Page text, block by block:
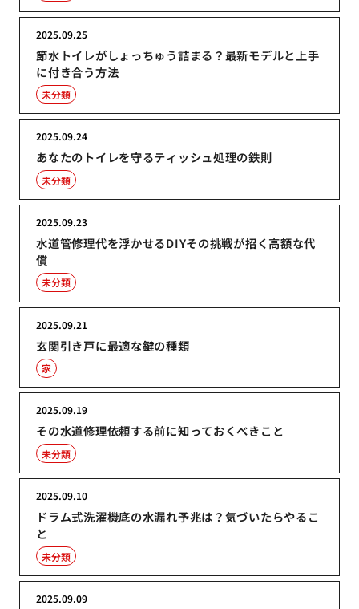
節水トイレがしょっちゅう詰まる？最新モデルと上手
に付き合う方法
2025.09.25
未分類
あなたのトイレを守るティッシュ処理の鉄則
2025.09.24
未分類
水道管修理代を浮かせるDIYその挑戦が招く高額な代
償
2025.09.23
未分類
玄関引き戸に最適な鍵の種類
2025.09.21
家
その水道修理依頼する前に知っておくべきこと
2025.09.19
未分類
ドラム式洗濯機底の水漏れ予兆は？気づいたらやるこ
と
2025.09.10
未分類
2025.09.09